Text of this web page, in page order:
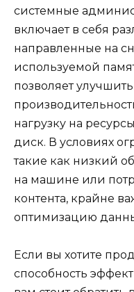
системные
включает в себя
направленные на
используемой
позволяет
нагрузку на
диск. В условиях
такие как низкий
на машине или
контента, крайне
оптимизацию
Если вы хотите
способность